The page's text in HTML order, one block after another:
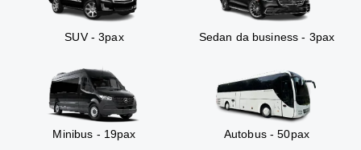
SUV - 3pax Sedan da business - 3pax
Minibus - 19pax Autobus - 50pax